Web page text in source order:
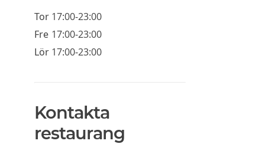
Tor 17:00-23:00
Fre 17:00-23:00
Lör 17:00-23:00
Kontakta
restaurang